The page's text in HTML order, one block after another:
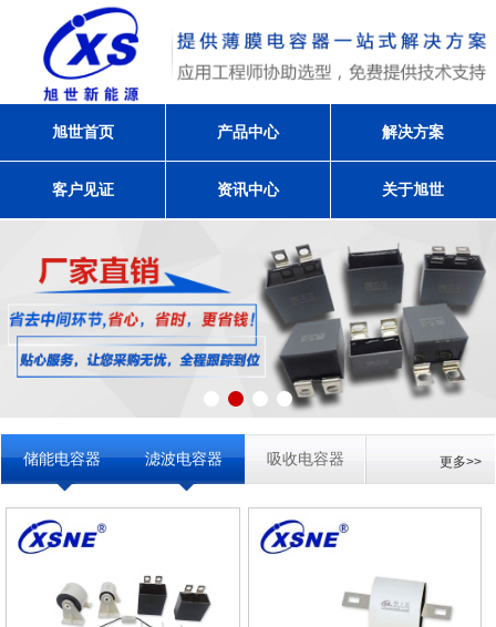
旭世首页 产品中心 解决方案
客户见证 资讯中心 关于旭世
储能电容器 滤波电容器 吸收电容器 更多>>